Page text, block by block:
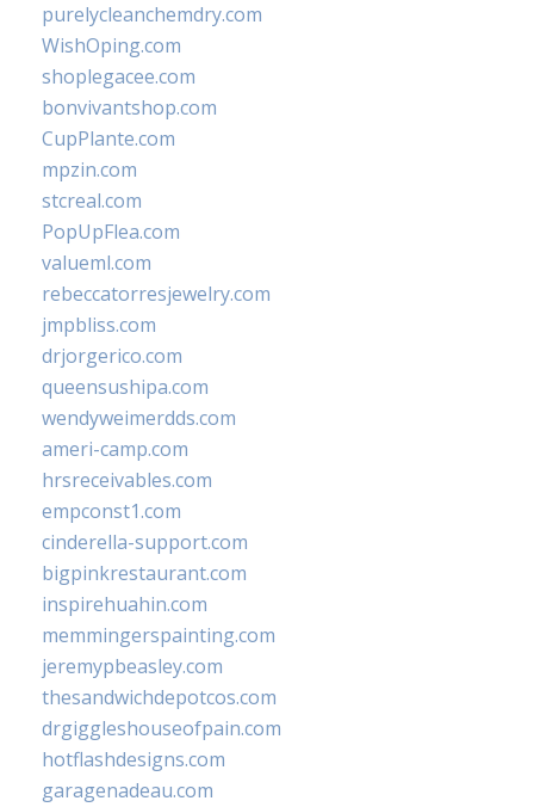
purelycleanchemdry.com
WishOping.com
shoplegacee.com
bonvivantshop.com
CupPlante.com
mpzin.com
stcreal.com
PopUpFlea.com
valueml.com
rebeccatorresjewelry.com
jmpbliss.com
drjorgerico.com
queensushipa.com
wendyweimerdds.com
ameri-camp.com
hrsreceivables.com
empconst1.com
cinderella-support.com
bigpinkrestaurant.com
inspirehuahin.com
memmingerspainting.com
jeremypbeasley.com
thesandwichdepotcos.com
drgiggleshouseofpain.com
hotflashdesigns.com
garagenadeau.com